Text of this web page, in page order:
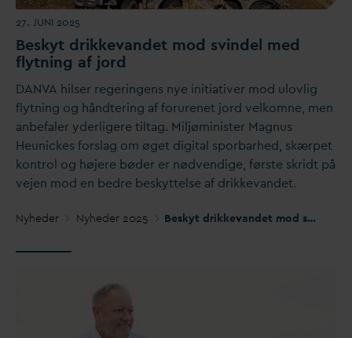
27. JUNI 2025
Beskyt drikkevandet mod svindel med
flytning af jord
DANVA hilser regeringens nye initiativer mod ulovlig
flytning og håndtering af forurenet jord velkomne, men
anbefaler yderligere tiltag. Miljøminister Magnus
Heunickes forslag om øget digital sporbarhed, skærpet
kontrol og højere bøder er nødvendige, første skridt på
vejen mod en bedre beskyttelse af drikkevandet.
Nyheder Nyheder 2025 Beskyt drikkevandet mod svindel med flytning af jord